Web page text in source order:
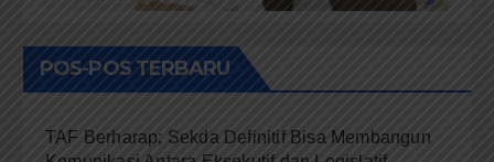
POS-POS TERBARU
TAF Berharap; Sekda Definitif Bisa Membangun